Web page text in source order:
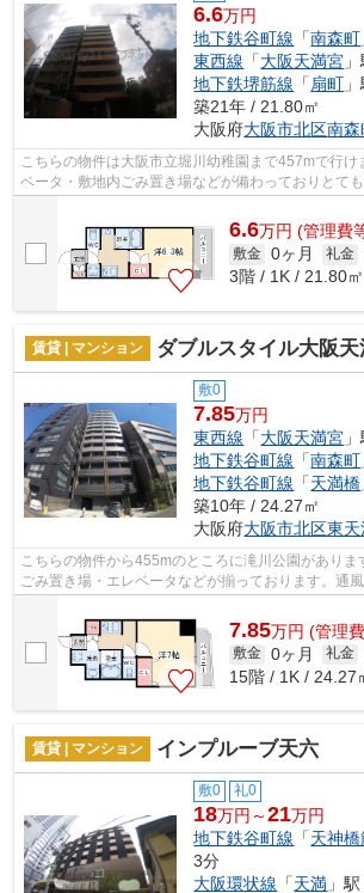
6.6万円
地下鉄谷町線 「南森町
東西線 「大阪天満宮
地下鉄堺筋線 「 扇町
築21年 / 21.80㎡
大阪府大阪市北区南森
こちらの物件は大阪市立堀川幼稚園まで457mで行け
ベータ・敷地内ごみ置き場などが備わっておりとても
折々の風を感じられる通風良好な快適の...
6.6万円 (管理費
敷金 0ヶ月 礼金
3階 / 1K / 21.80㎡
賃貸 | マンション ダブルスタイル大阪天
敷0
7.85万円
東西線 「大阪天満宮
地下鉄谷町線 「南森町
地下鉄谷町線 「天満橋
築10年 / 24.27㎡
大阪府大阪市北区東天
こちらの物件から455mのところに滝川公園がありま
ごみ置き場・エレベータなどが揃っております。通
7.85万円 (管理
敷金 0ヶ月 礼金
15階 / 1K / 24.27
賃貸 | マンション インプルーブ天六
敷0 礼0
18万円～21万円
地下鉄谷町線 「天神橋
3分
大阪環状線 「天満 」